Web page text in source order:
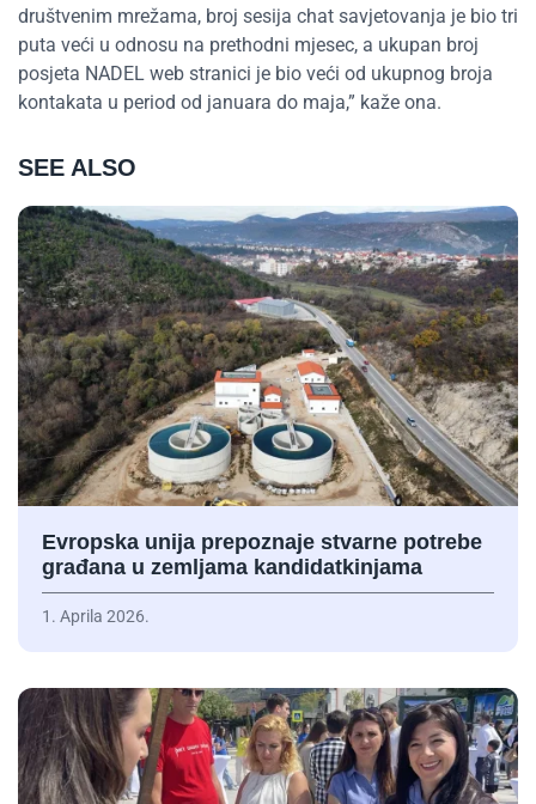
društvenim mrežama, broj sesija chat savjetovanja je bio tri
puta veći u odnosu na prethodni mjesec, a ukupan broj
posjeta NADEL web stranici je bio veći od ukupnog broja
kontakata u period od januara do maja,” kaže ona.
SEE ALSO
Evropska unija prepoznaje stvarne potrebe
građana u zemljama kandidatkinjama
1. Aprila 2026.